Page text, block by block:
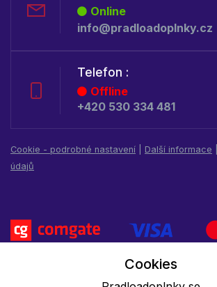
Online
info@pradloadoplnky.cz
Telefon :
Offline
+420 530 334 481
Cookie - podrobné nastavení Další informace
údajů
Cookies